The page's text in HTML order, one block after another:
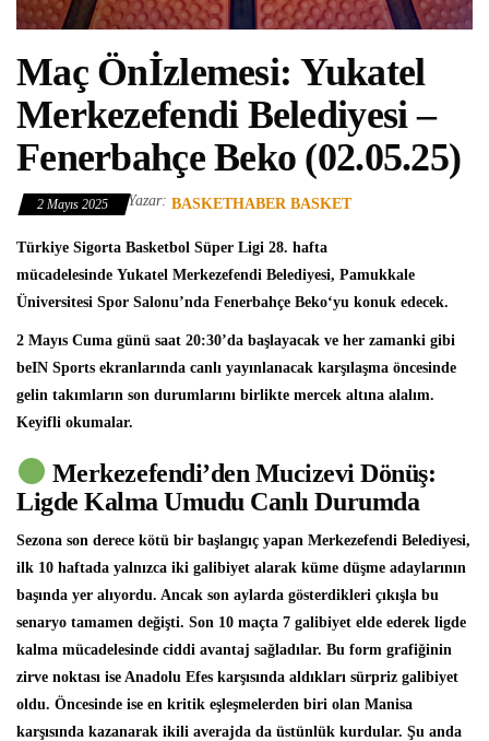
Maç Önİzlemesi: Yukatel
Merkezefendi Belediyesi –
Fenerbahçe Beko (02.05.25)
2 Mayıs 2025 Yazar: BASKETHABER BASKET
Türkiye Sigorta Basketbol Süper Ligi 28. hafta
mücadelesinde Yukatel Merkezefendi Belediyesi, Pamukkale
Üniversitesi Spor Salonu’nda Fenerbahçe Beko‘yu konuk edecek.
2 Mayıs Cuma günü saat 20:30’da başlayacak ve her zamanki gibi
beIN Sports ekranlarında canlı yayınlanacak karşılaşma öncesinde
gelin takımların son durumlarını birlikte mercek altına alalım.
Keyifli okumalar.
Merkezefendi’den Mucizevi Dönüş:
Ligde Kalma Umudu Canlı Durumda
Sezona son derece kötü bir başlangıç yapan Merkezefendi Belediyesi,
ilk 10 haftada yalnızca iki galibiyet alarak küme düşme adaylarının
başında yer alıyordu. Ancak son aylarda gösterdikleri çıkışla bu
senaryo tamamen değişti. Son 10 maçta 7 galibiyet elde ederek ligde
kalma mücadelesinde ciddi avantaj sağladılar. Bu form grafiğinin
zirve noktası ise Anadolu Efes karşısında aldıkları sürpriz galibiyet
oldu. Öncesinde ise en kritik eşleşmelerden biri olan Manisa
karşısında kazanarak ikili averajda da üstünlük kurdular. Şu anda